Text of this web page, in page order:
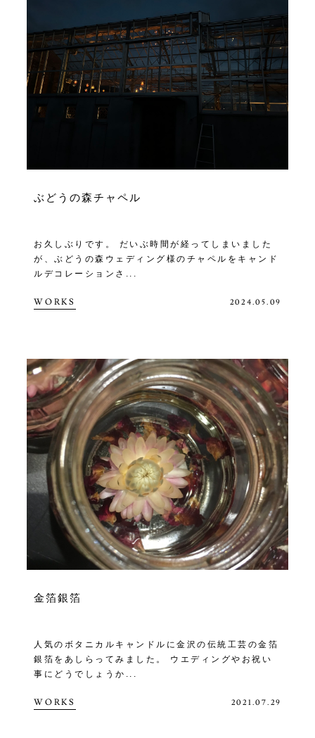
ぶどうの森チャペル
お久しぶりです。 だいぶ時間が経ってしまいました
が、ぶどうの森ウェディング様のチャペルをキャンド
ルデコレーションさ...
WORKS 2024.05.09
金箔銀箔
人気のボタニカルキャンドルに金沢の伝統工芸の金箔
銀箔をあしらってみました。 ウエディングやお祝い
事にどうでしょうか...
WORKS 2021.07.29